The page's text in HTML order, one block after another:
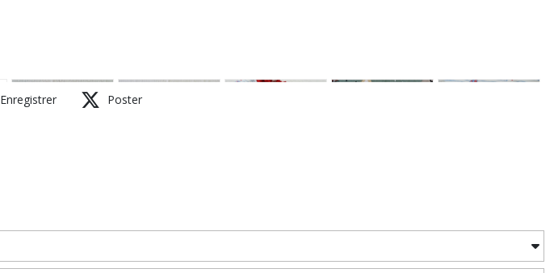
Enregistrer Poster